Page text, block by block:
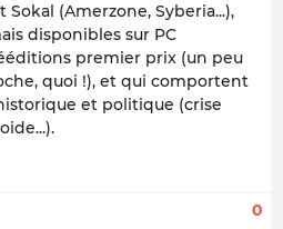
(Amerzone, Syberia...),
disponibles sur PC
premier prix (un peu
quoi !), et qui comportent
et politique (crise
0